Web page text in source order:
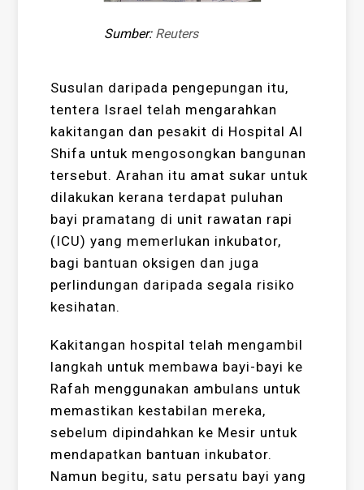
Sumber: Reuters
Susulan daripada pengepungan itu,
tentera Israel telah mengarahkan
kakitangan dan pesakit di Hospital Al
Shifa untuk mengosongkan bangunan
tersebut. Arahan itu amat sukar untuk
dilakukan kerana terdapat puluhan
bayi pramatang di unit rawatan rapi
(ICU) yang memerlukan inkubator,
bagi bantuan oksigen dan juga
perlindungan daripada segala risiko
kesihatan.
Kakitangan hospital telah mengambil
langkah untuk membawa bayi-bayi ke
Rafah menggunakan ambulans untuk
memastikan kestabilan mereka,
sebelum dipindahkan ke Mesir untuk
mendapatkan bantuan inkubator.
Namun begitu, satu persatu bayi yang